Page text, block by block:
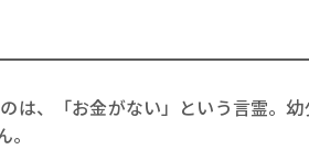
は、「お金がない」という言霊。